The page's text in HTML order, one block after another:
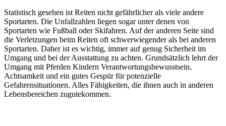
Statistisch gesehen ist Reiten nicht gefährlicher als viele andere
Sportarten. Die Unfallzahlen liegen sogar unter denen von
Sportarten wie Fußball oder Skifahren. Auf der anderen Seite sind
die Verletzungen beim Reiten oft schwerwiegender als bei anderen
Sportarten. Daher ist es wichtig, immer auf genug Sicherheit im
Umgang und bei der Ausstattung zu achten. Grundsätzlich lehrt der
Umgang mit Pferden Kindern Verantwortungsbewusstsein,
Achtsamkeit und ein gutes Gespür für potenzielle
Gefahrensituationen. Alles Fähigkeiten, die ihnen auch in anderen
Lebensbereichen zugutekommen.